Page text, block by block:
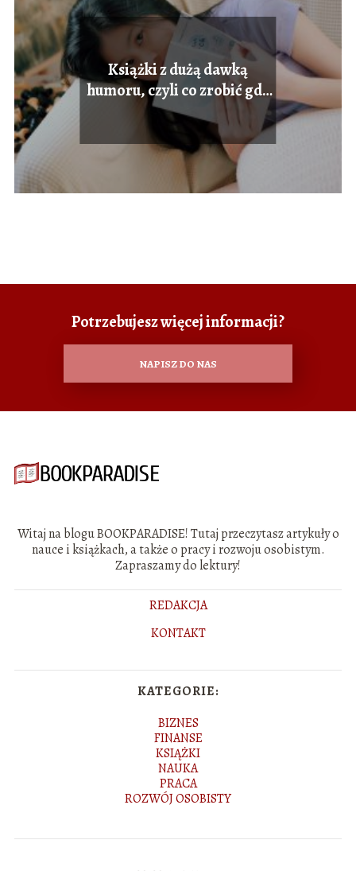
Książki z dużą dawką
humoru, czyli co zrobić gdy
jest Ci smutno?
Potrzebujesz więcej informacji?
NAPISZ DO NAS
Witaj na blogu BOOKPARADISE! Tutaj przeczytasz artykuły o
nauce i książkach, a także o pracy i rozwoju osobistym.
Zapraszamy do lektury!
REDAKCJA
KONTAKT
KATEGORIE:
BIZNES
FINANSE
KSIĄŻKI
NAUKA
PRACA
ROZWÓJ OSOBISTY